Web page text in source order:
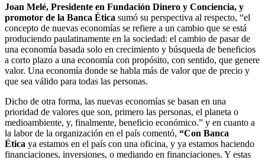
Joan Melé, Presidente en Fundación Dinero y Conciencia, y
promotor de la Banca Ética sumó su perspectiva al respecto, “el
concepto de nuevas economías se refiere a un cambio que se está
produciendo paulatinamente en la sociedad: el cambio de pasar de
una economía basada solo en crecimiento y búsqueda de beneficios
a corto plazo a una economía con propósito, con sentido, que genere
valor. Una economía donde se habla más de valor que de precio y
que sea válido para todas las personas.
Dicho de otra forma, las nuevas economías se basan en una
prioridad de valores que son, primero las personas, el planeta o
medioambiente, y, finalmente, beneficio económico.” y en cuanto a
la labor de la organización en el país comentó, “Con Banca
Ética ya estamos en el país con una oficina, y ya estamos haciendo
financiaciones, inversiones, o mediando en financiaciones. Y estas